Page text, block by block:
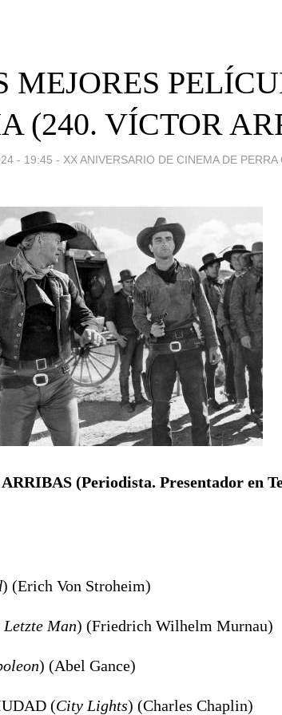
MEJORES
(240. VÍCTOR
- 19:45 - XX ANIVERSARIO DE CINEMA DE PERRA
(Periodista. Presentador en
) (Erich Von Stroheim)
Letzte Man) (Friedrich Wilhelm Murnau)
) (Abel Gance)
(City Lights) (Charles Chaplin)